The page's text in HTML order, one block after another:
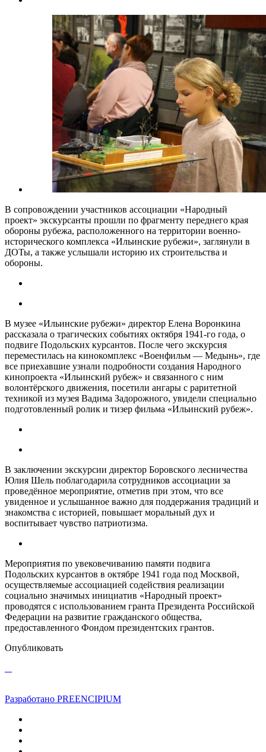
В сопровождении участников ассоциации «Народный
проект» экскурсанты прошли по фрагменту переднего края
обороны рубежа, расположенного на территории военно-
исторического комплекса «Ильинские рубежи», заглянули в
ДОТы, а также услышали историю их строительства и
обороны.
В музее «Ильинские рубежи» директор Елена Воронкина
рассказала о трагических событиях октября 1941-го года, о
подвиге Подольских курсантов. После чего экскурсия
переместилась на кинокомплекс «Военфильм — Медынь», где
все приехавшие узнали подробности создания Народного
кинопроекта «Ильинский рубеж» и связанного с ним
волонтёрского движения, посетили ангары с раритетной
техникой из музея Вадима Задорожного, увидели специально
подготовленный ролик и тизер фильма «Ильинский рубеж».
В заключении экскурсии директор Боровского лесничества
Юлия Шель поблагодарила сотрудников ассоциации за
проведённое мероприятие, отметив при этом, что все
увиденное и услышанное важно для поддержания традиций и
знакомства с историей, повышает моральный дух и
воспитывает чувство патриотизма.
Мероприятия по увековечиванию памяти подвига
Подольских курсантов в октябре 1941 года под Москвой,
осуществляемые ассоциацией содействия реализации
социально значимых инициатив «Народный проект»
проводятся с использованием гранта Президента Российской
Федерации на развитие гражданского общества,
предоставленного Фондом президентских грантов.
Опубликовать
Разработано PREENCIPIUM